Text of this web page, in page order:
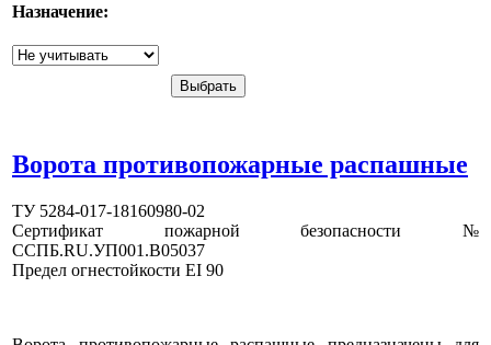
Назначение:
Ворота противопожарные распашные
ТУ 5284-017-18160980-02
Сертификат пожарной безопасности №
CCПБ.RU.УП001.B05037
Предел огнестойкости EI 90